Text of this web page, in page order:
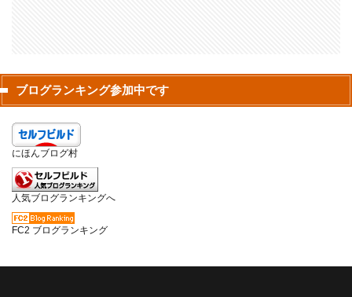
ブログランキング参加中です
にほんブログ村
人気ブログランキングへ
FC2 ブログランキング